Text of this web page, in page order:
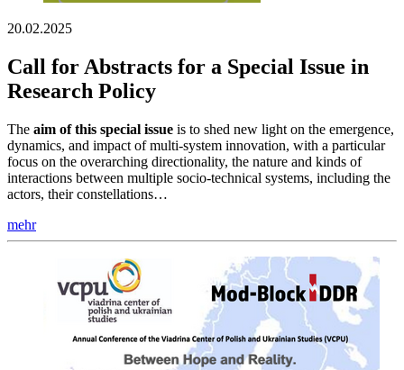
20.02.2025
Call for Abstracts for a Special Issue in
Research Policy
The aim of this special issue is to shed new light on the emergence,
dynamics, and impact of multi-system innovation, with a particular
focus on the overarching directionality, the nature and kinds of
interactions between multiple socio-technical systems, including the
actors, their constellations…
mehr